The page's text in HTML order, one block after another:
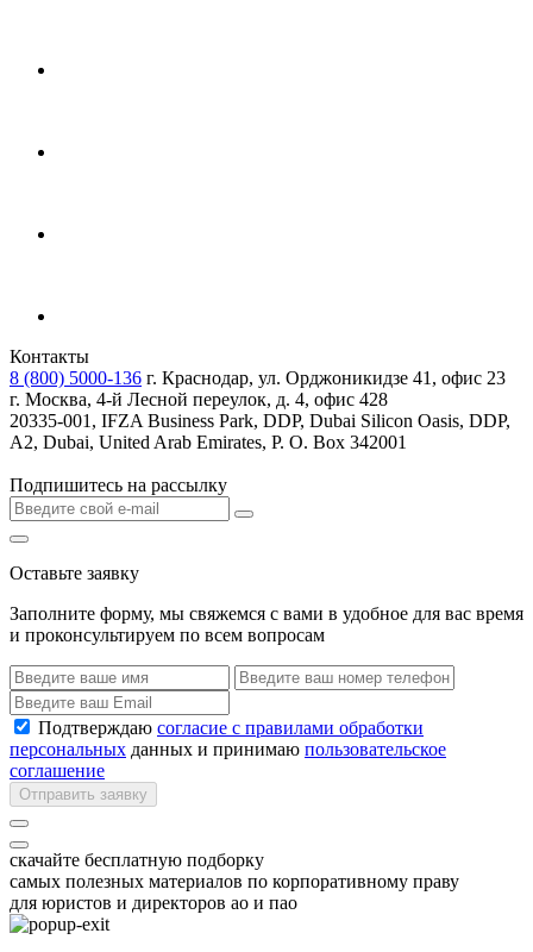
Контакты
8 (800) 5000-136 г. Краснодар, ул. Орджоникидзе 41, офис 23
г. Москва, 4-й Лесной переулок, д. 4, офис 428
20335-001, IFZA Business Park, DDP, Dubai Silicon Oasis, DDP,
A2, Dubai, United Arab Emirates, P. O. Box 342001
Подпишитесь на рассылку
Оставьте заявку
Заполните форму, мы свяжемся с вами в удобное для вас время
и проконсультируем по всем вопросам
Подтверждаю согласие с правилами обработки
персональных данных и принимаю пользовательское
соглашение
Отправить заявку
скачайте бесплатную подборку
самых полезных материалов по корпоративному праву
для юристов и директоров ао и пао